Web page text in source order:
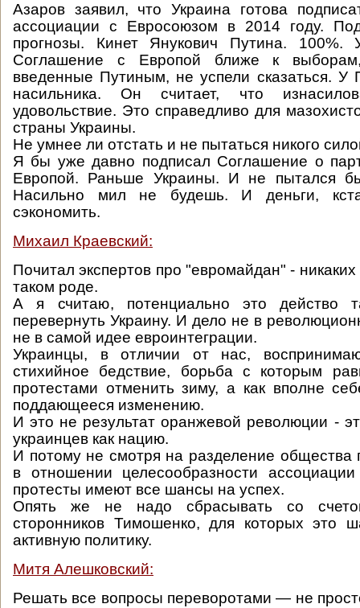
Азаров заявил, что Украина готова
ассоциации с Евросоюзом в 2014 году.
прогнозы. Кинет Янукович Путина. 100%.
Соглашение с Европой ближе к
введенные Путиным, не успели сказаться. У
насильника. Он считает, что
удовольствие. Это справедливо для
страны Украины.
Не умнее ли отстать и не пытаться никого
Я бы уже давно подписал Соглашение о
Европой. Раньше Украины. И не пытался
Насильно мил не будешь. И деньги,
сэкономить.
Михаил Краевский:
Почитал экспертов про "евромайдан" - никаких
таком роде.
А я считаю, потенциально это действо
перевернуть Украину. И дело не в
не в самой идее евроинтеграции.
Украинцы, в отличии от нас,
стихийное бедствие, борьба с которым
протестами отменить зиму, а как вполне
поддающееся изменению.
И это не результат оранжевой революции -
украинцев как нацию.
И потому не смотря на разделение общества
в отношении целесообразности
протесты имеют все шансы на успех.
Опять же не надо сбрасывать со
сторонников Тимошенко, для которых это
активную политику.
Митя Алешковский:
Решать все вопросы переворотами — не